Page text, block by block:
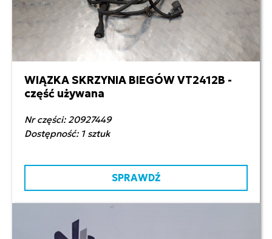
400,00 zł netto
WIĄZKA SKRZYNIA BIEGÓW VT2412B -
część używana
Nr części: 20927449
Dostępność: 1 sztuk
SPRAWDŹ